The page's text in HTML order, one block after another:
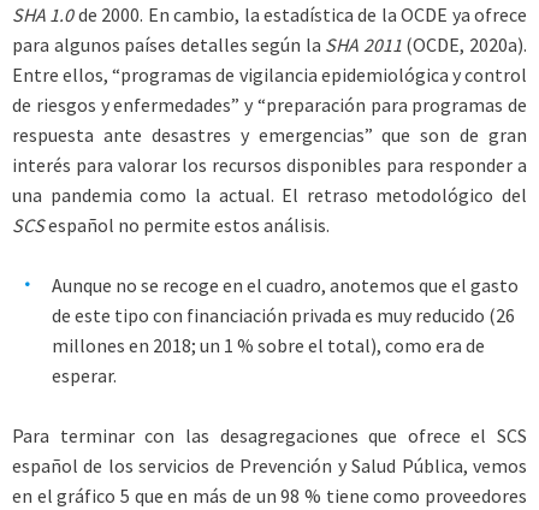
SHA 1.0de 2000. En cambio, la estadística de la OCDE ya ofrece
para algunos países detalles según la SHA 2011(OCDE, 2020a).
Entre ellos, “programas de vigilancia epidemiológica y control
de riesgos y enfermedades” y “preparación para programas de
respuesta ante desastres y emergencias” que son de gran
interés para valorar los recursos disponibles para responder a
una pandemia como la actual. El retraso metodológico del
SCSespañol no permite estos análisis.
Aunque no se recoge en el cuadro, anotemos que el gasto
de este tipo con financiación privada es muy reducido (26
millones en 2018; un 1 % sobre el total), como era de
esperar.
Para terminar con las desagregaciones que ofrece el SCS
español de los servicios de Prevención y Salud Pública, vemos
en el gráfico 5 que en más de un 98 % tiene como proveedores